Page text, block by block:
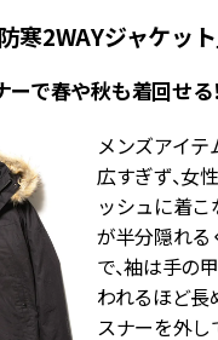
寒2WAYジャケッ
で春や秋も着回せる！
メンズアイ
広すぎず、女
ッシュに着こ
が半分隠れる
で、袖は手の
われるほど長
スナーを外し